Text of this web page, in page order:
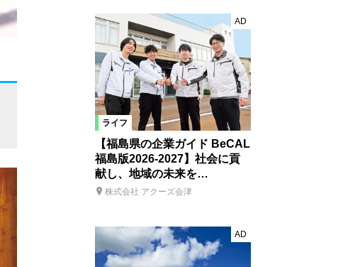
ライフ
AD
【福島県の企業ガイド BeCAL
福島版2026-2027】社会に貢
献し、地域の未来を…
株式会社 アクーズ会津
AD